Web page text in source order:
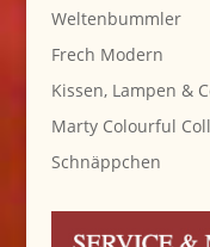
Weltenbummler
Frech Modern
Kissen, Lampen &
Marty Colourful
Schnäppchen